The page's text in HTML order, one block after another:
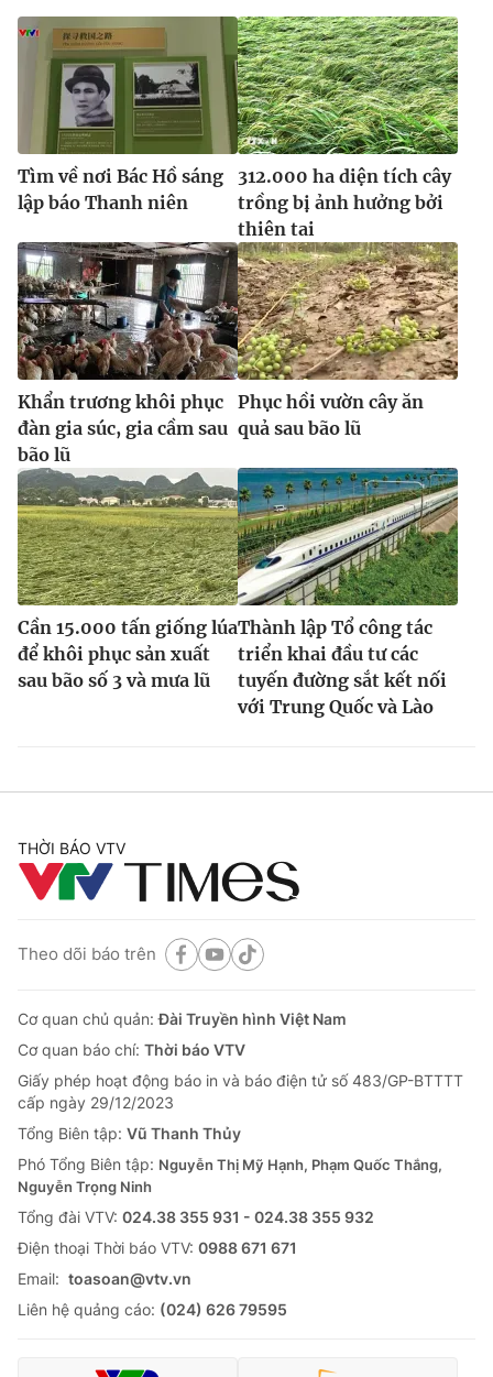
Tìm về nơi Bác Hồ sáng
lập báo Thanh niên
312.000 ha diện tích cây
trồng bị ảnh hưởng bởi
thiên tai
Khẩn trương khôi phục
đàn gia súc, gia cầm sau
bão lũ
Phục hồi vườn cây ăn
quả sau bão lũ
Cần 15.000 tấn giống lúa
để khôi phục sản xuất
sau bão số 3 và mưa lũ
Thành lập Tổ công tác
triển khai đầu tư các
tuyến đường sắt kết nối
với Trung Quốc và Lào
THỜI BÁO VTV
Theo dõi báo trên
Cơ quan chủ quản:Đài Truyền hình Việt Nam
Cơ quan báo chí: Thời báo VTV
Giấy phép hoạt động báo in và báo điện tử số 483/GP-BTTTT
cấp ngày 29/12/2023
Tổng Biên tập: Vũ Thanh Thủy
Phó Tổng Biên tập: Nguyễn Thị Mỹ Hạnh, Phạm Quốc Thắng,
Nguyễn Trọng Ninh
Tổng đài VTV: 024.38 355 931 - 024.38 355 932
Ðiện thoại Thời báo VTV: 0988 671 671
Email: toasoan@vtv.vn
Liên hệ quảng cáo: (024) 626 79595